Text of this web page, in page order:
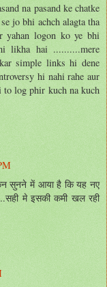
na pasand ke chatke
jo bhi achch alagta tha
yahan logon ko ye bhi
likha hai ..........mere
simple links hi dene
hi nahi rahe aur
to log phir kuch na kuch
सुनने में आया है कि यह नए
मे इसकी कमी खल रही